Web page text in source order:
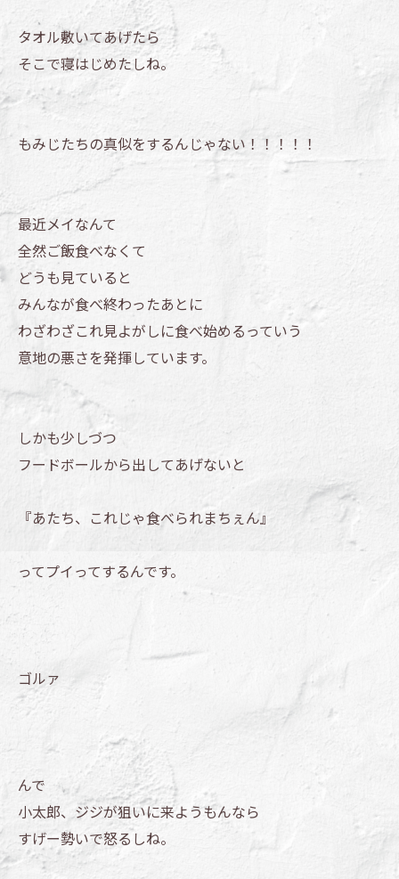
タオル敷いてあげたら
そこで寝はじめたしね。
もみじたちの真似をするんじゃない！！！！！
最近メイなんて
全然ご飯食べなくて
どうも見ていると
みんなが食べ終わったあとに
わざわざこれ見よがしに食べ始めるっていう
意地の悪さを発揮しています。
しかも少しづつ
フードボールから出してあげないと
『あたち、これじゃ食べられまちぇん』
ってプイってするんです。
ゴルァ
んで
小太郎、ジジが狙いに来ようもんなら
すげー勢いで怒るしね。